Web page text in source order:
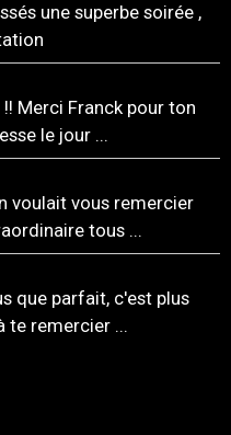
une superbe soirée ,
Merci Franck pour ton
le jour ...
voulait vous remercier
tous ...
que parfait, c'est plus
te remercier ...